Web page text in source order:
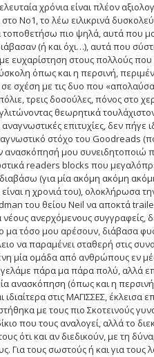
χρόνια είναι πλέον
Νο1, το λέω ειλικρινά
πιο ψηλά, αυτά που
(ή και όχι…), αυτά που
ευχαρίστηση στους πολλούς
όπως και η περσινή,
σχέση με τις δυο που
τρεις δοσούλες, πόνος στο
θεωρητικά
επιτυχίες, δεν πήγε
στόχο του Goodreads
μου συνειδητοποιώ
readers blocks που
(για μία ακόμη ακόμη
η χρονιά του), ολοκλήρωσα
του θείου Neil να αποκτά
ανερχόμενους συγγραφείς,
τόσο μου αρέσουν, διάβασα
να παραμένει σταθερή στις
μία ομάδα από ανθρώπους εν
πάρα μα πάρα πολύ, αλλά
ανασκόπηση (όπως και η
ιδιαίτερα στις ΜΑΓΙΣΣΕΣ, έκλεισα
με τους πιο Σκοτεινούς
που τους αναλογεί, αλλά το
ότι και αν διεδικούν, με τη
Για τους σωστούς ή και για τους